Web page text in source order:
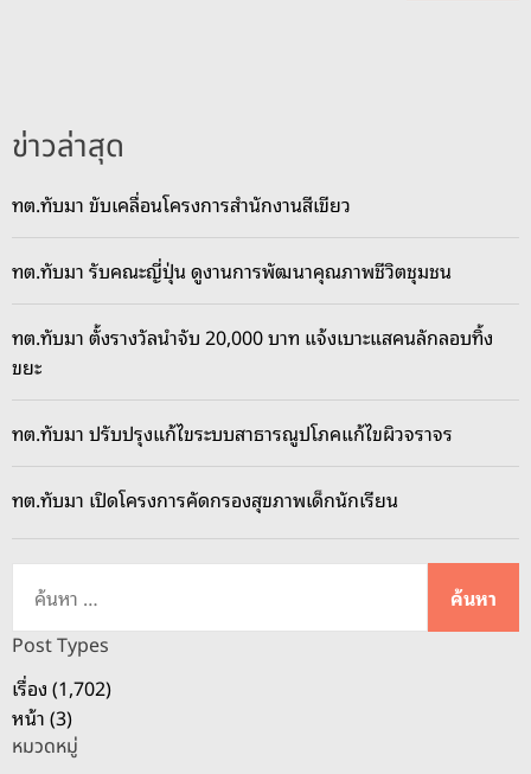
ข่าวล่าสุด
ทต.ทับมา ขับเคลื่อนโครงการสำนักงานสีเขียว
ทต.ทับมา รับคณะญี่ปุ่น ดูงานการพัฒนาคุณภาพชีวิตชุมชน
ทต.ทับมา ตั้งรางวัลนำจับ 20,000 บาท แจ้งเบาะแสคนลักลอบทิ้ง
ขยะ
ทต.ทับมา ปรับปรุงแก้ไขระบบสาธารณูปโภคแก้ไขผิวจราจร
ทต.ทับมา เปิดโครงการคัดกรองสุขภาพเด็กนักเรียน
ห
สำ
ห
รั
Post Types
เรื่อง (1,702)
หน้า (3)
หมวดหมู่